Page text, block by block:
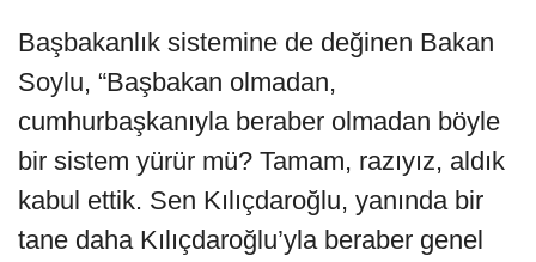
Başbakanlık sistemine de değinen Bakan
Soylu, “Başbakan olmadan,
cumhurbaşkanıyla beraber olmadan böyle
bir sistem yürür mü? Tamam, razıyız, aldık
kabul ettik. Sen Kılıçdaroğlu, yanında bir
tane daha Kılıçdaroğlu’yla beraber genel